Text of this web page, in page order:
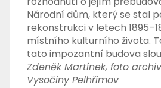
Národní dům, který se stal
rekonstrukci v letech
místního kulturního života.
tato impozantní budova
Zdeněk Martínek, foto
Vysočiny Pelhřimov